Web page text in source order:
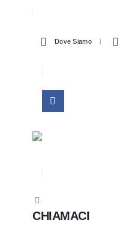
Dove Siamo
CHIAMACI